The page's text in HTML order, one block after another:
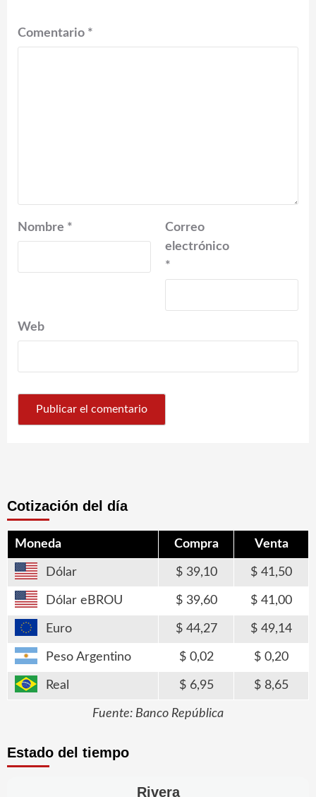
Comentario *
Nombre *
Correo
electrónico
*
Web
Cotización del día
Moneda Compra Venta
Dólar 39,10 41,50
Dólar eBROU 39,60 41,00
Euro 44,27 49,14
Peso Argentino 0,02 0,20
Real 6,95 8,65
Fuente: Banco República
Estado del tiempo
Rivera